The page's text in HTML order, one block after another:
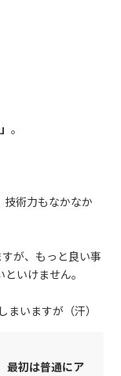
。
技術力もなかなか
が、もっと良い事
いけません。
いますが（汗）
最初は普通にア